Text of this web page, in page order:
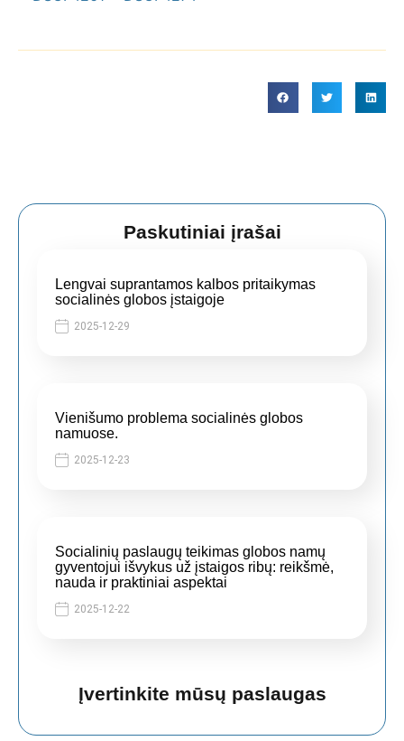
Paskutiniai įrašai
Lengvai suprantamos kalbos pritaikymas
socialinės globos įstaigoje
2025-12-29
Vienišumo problema socialinės globos
namuose.
2025-12-23
Socialinių paslaugų teikimas globos namų
gyventojui išvykus už įstaigos ribų: reikšmė,
nauda ir praktiniai aspektai
2025-12-22
Įvertinkite mūsų paslaugas